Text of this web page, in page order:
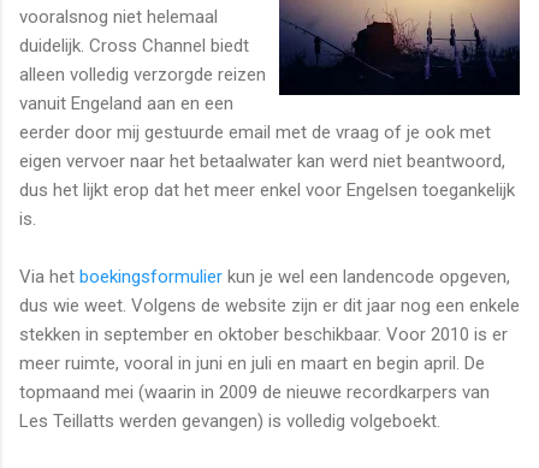
vooralsnog niet helemaal
duidelijk. Cross Channel biedt
alleen volledig verzorgde reizen
vanuit Engeland aan en een
eerder door mij gestuurde email met de vraag of je ook met
eigen vervoer naar het betaalwater kan werd niet beantwoord,
dus het lijkt erop dat het meer enkel voor Engelsen toegankelijk
is.
Via het boekingsformulier kun je wel een landencode opgeven,
dus wie weet. Volgens de website zijn er dit jaar nog een enkele
stekken in september en oktober beschikbaar. Voor 2010 is er
meer ruimte, vooral in juni en juli en maart en begin april. De
topmaand mei (waarin in 2009 de nieuwe recordkarpers van
Les Teillatts werden gevangen) is volledig volgeboekt.